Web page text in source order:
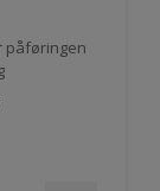
påføringen